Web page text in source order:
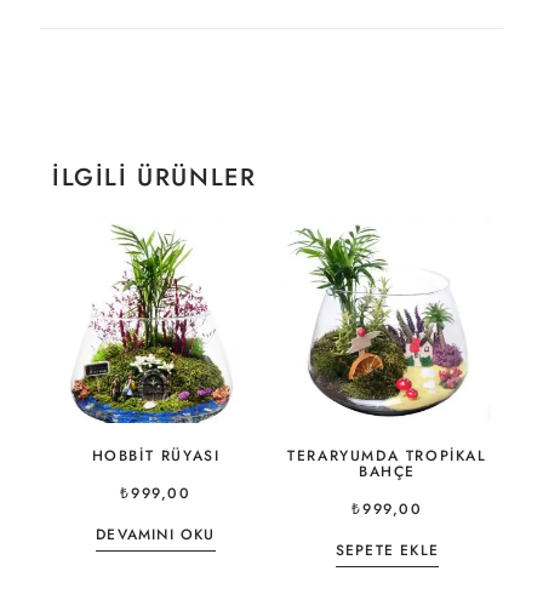
İLGILI ÜRÜNLER
HOBBIT RÜYASI
₺999,00
DEVAMINI OKU
TERARYUMDA TROPIKAL
BAHÇE
₺999,00
SEPETE EKLE